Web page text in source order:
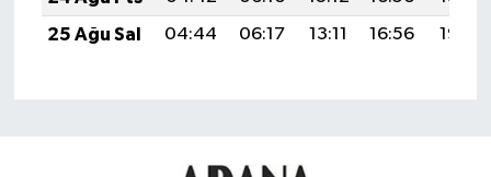
25 Ağu Sal
04:44 06:17 13:11 16:56 19:56